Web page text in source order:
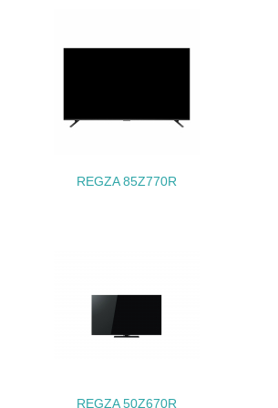
チェック
REGZA 85Z770R
REGZA 50Z670R